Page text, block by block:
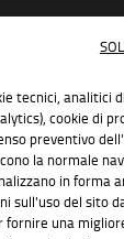
di
affidabili
tecnici, analitici
cookie di
preventivo
la normale
in forma
sull'uso del sito
fornire una